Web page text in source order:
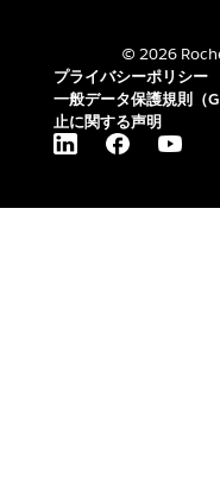
© 2026
プライバシーポリシー
一般データ保護規則（
止に関する声明